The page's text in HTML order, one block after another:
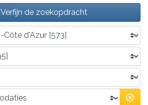
Verfijn de zoekopdracht